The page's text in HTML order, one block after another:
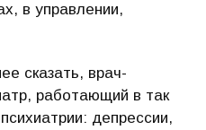
в управлении,
сказать, врач-
работающий в так
депрессии,